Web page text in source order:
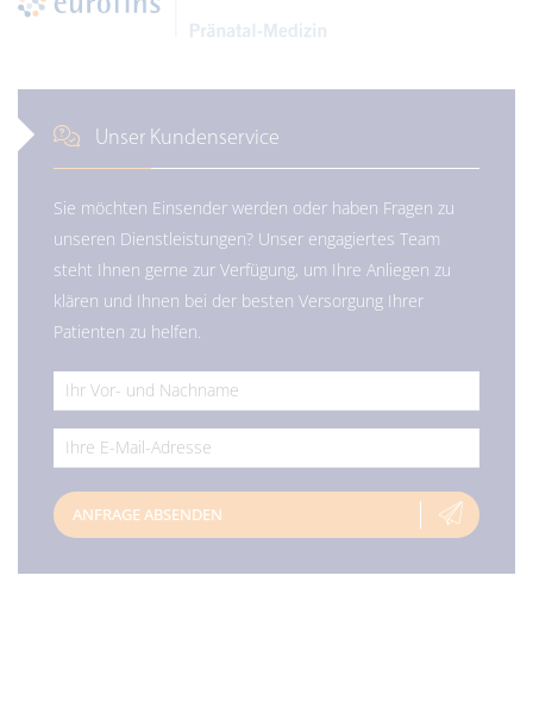
Unser Kundenservice
Sie möchten Einsender werden oder haben Fragen zu
unseren Dienstleistungen? Unser engagiertes Team
steht Ihnen gerne zur Verfügung, um Ihre Anliegen zu
klären und Ihnen bei der besten Versorgung Ihrer
Patienten zu helfen.
ANFRAGE ABSENDEN